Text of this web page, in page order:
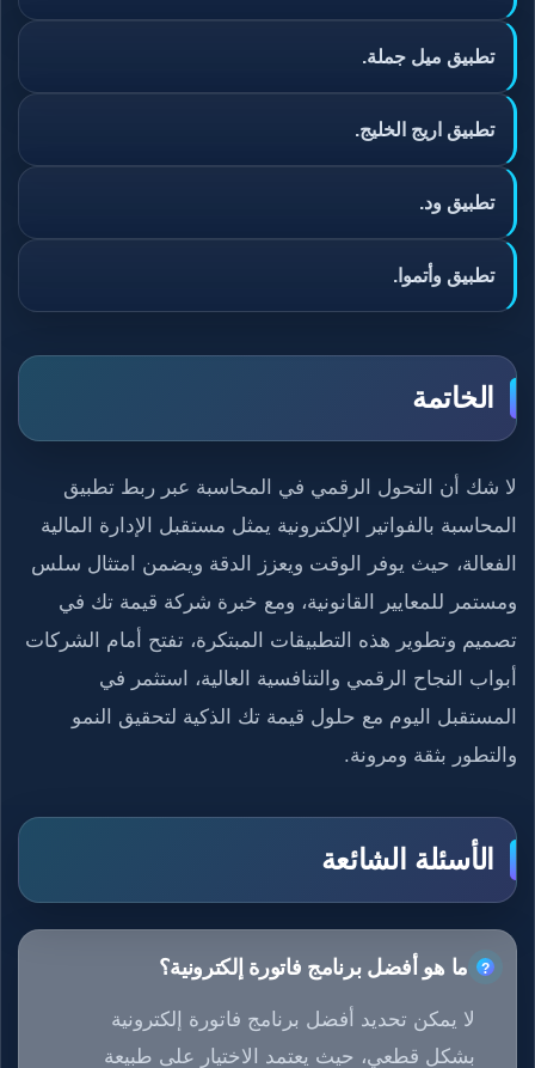
تطبيق ميل جملة.
تطبيق اريج الخليج.
تطبيق ود.
تطبيق وأتموا.
الخاتمة
لا شك أن التحول الرقمي في المحاسبة عبر ربط تطبيق
المحاسبة بالفواتير الإلكترونية يمثل مستقبل الإدارة المالية
الفعالة، حيث يوفر الوقت ويعزز الدقة ويضمن امتثال سلس
ومستمر للمعايير القانونية، ومع خبرة شركة قيمة تك في
تصميم وتطوير هذه التطبيقات المبتكرة، تفتح أمام الشركات
أبواب النجاح الرقمي والتنافسية العالية، استثمر في
المستقبل اليوم مع حلول قيمة تك الذكية لتحقيق النمو
والتطور بثقة ومرونة.
الأسئلة الشائعة
ما هو أفضل برنامج فاتورة إلكترونية؟
لا يمكن تحديد أفضل برنامج فاتورة إلكترونية
بشكل قطعي، حيث يعتمد الاختيار على طبيعة